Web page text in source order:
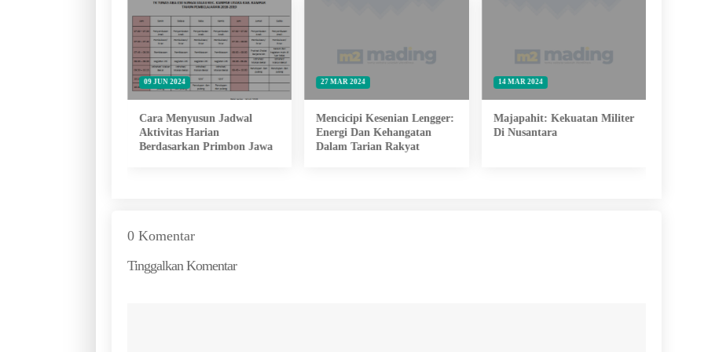
09 JUN 2024
Cara Menyusun Jadwal
Aktivitas Harian
Berdasarkan Primbon Jawa
27 MAR 2024
Mencicipi Kesenian Lengger:
Energi Dan Kehangatan
Dalam Tarian Rakyat
14 MAR 2024
Majapahit: Kekuatan Militer
Di Nusantara
0 Komentar
Tinggalkan Komentar